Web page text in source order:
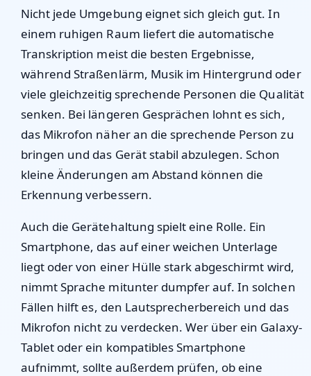
Nicht jede Umgebung eignet sich gleich gut. In
einem ruhigen Raum liefert die automatische
Transkription meist die besten Ergebnisse,
während Straßenlärm, Musik im Hintergrund oder
viele gleichzeitig sprechende Personen die Qualität
senken. Bei längeren Gesprächen lohnt es sich,
das Mikrofon näher an die sprechende Person zu
bringen und das Gerät stabil abzulegen. Schon
kleine Änderungen am Abstand können die
Erkennung verbessern.
Auch die Gerätehaltung spielt eine Rolle. Ein
Smartphone, das auf einer weichen Unterlage
liegt oder von einer Hülle stark abgeschirmt wird,
nimmt Sprache mitunter dumpfer auf. In solchen
Fällen hilft es, den Lautsprecherbereich und das
Mikrofon nicht zu verdecken. Wer über ein Galaxy-
Tablet oder ein kompatibles Smartphone
aufnimmt, sollte außerdem prüfen, ob eine